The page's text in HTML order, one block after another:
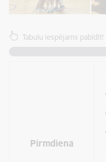
Tabulu iespējams pabīdīt!
Pirmdiena